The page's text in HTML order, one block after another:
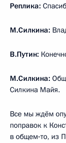
Реплика:
М.Силкина:
В.Путин:
М.Силкина:
Силкина Майя.
Все мы ждём
поправок к
в общем‑то, из